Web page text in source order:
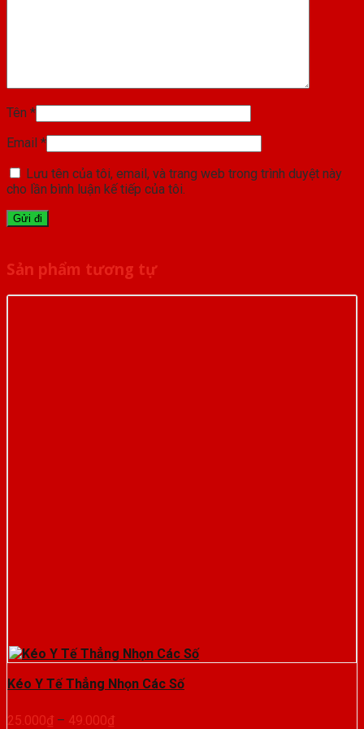
Tên *
Email *
Lưu tên của tôi, email, và trang web trong trình duyệt này
cho lần bình luận kế tiếp của tôi.
Sản phẩm tương tự
Kéo Y Tế Thẳng Nhọn Các Số
25.000₫ – 49.000₫Khoảng